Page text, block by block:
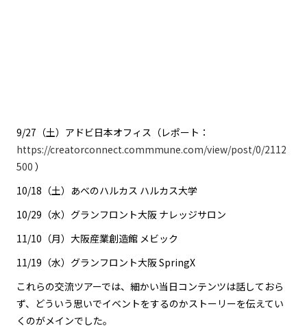
9/27（土）アドビ日本オフィス（レポート：
https://creatorconnect.commmune.com/view/post/0/2112
500 ）
10/18（土）あべのハルカス ハルカス大学
10/29（水）グランフロント大阪 ナレッジサロン
11/10（月）大阪産業創造館 メビック
11/19（水）グランフロント大阪 SpringX
これらの交流ツアーでは、細かい当日コンテンツは話しておら
ず、どういう思いでイベントをするのかストーリーを伝えてい
くのがメインでした。